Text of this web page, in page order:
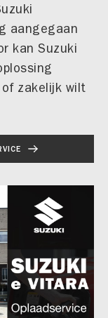
aangegaan
kan Suzuki
zakelijk wilt